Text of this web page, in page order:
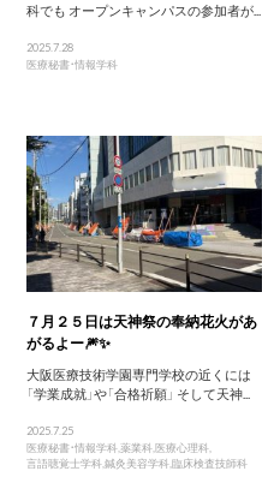
科でも オープンキャンパスの参加者が...
2025.7.28
医療秘書・情報学科
７月２５日は天神祭の奉納花火があ
がるよー🎆✨
大阪医療技術学園専門学校の近くには
「学業成就」や「合格祈願」 そして天神...
2025.7.25
医療秘書・情報学科,薬業科,医療心理科,
言語聴覚士学科,鍼灸美容学科,臨床検査技師科